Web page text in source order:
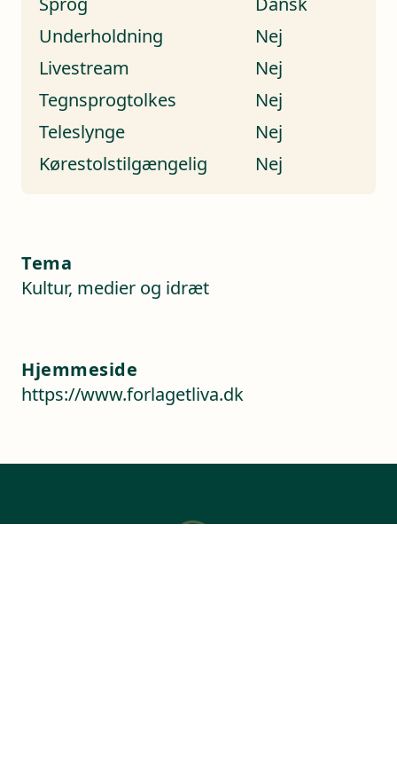
Underholdning
Nej
Livestream
Nej
Tegnsprogtolkes
Nej
Teleslynge
Nej
Kørestolstilgængelig
Nej
Tema
Kultur, medier og idræt
Hjemmeside
https://www.forlagetliva.dk